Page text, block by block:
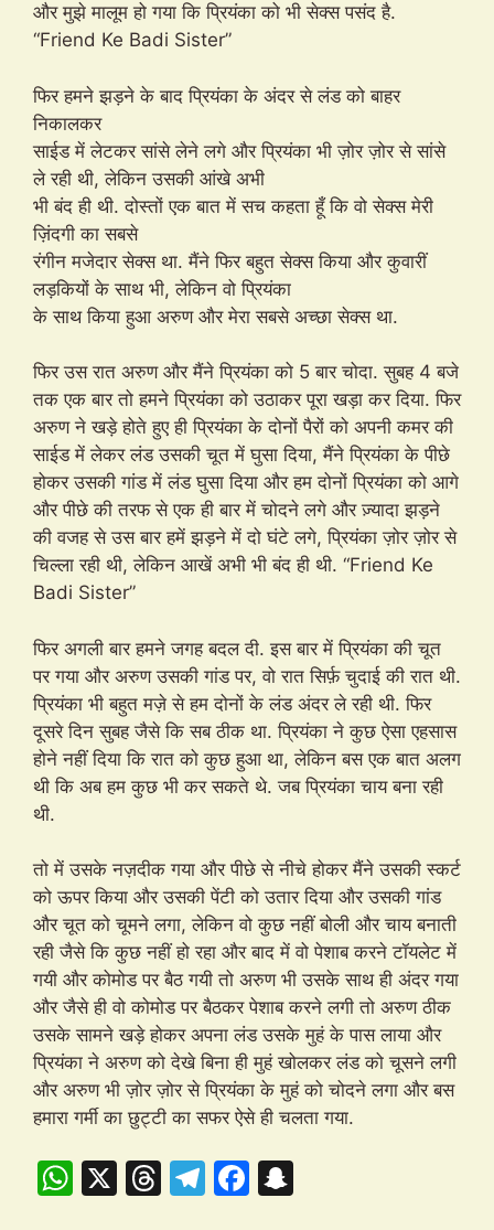
और मुझे मालूम हो गया कि प्रियंका को भी सेक्स पसंद है.
“Friend Ke Badi Sister”
फिर हमने झड़ने के बाद प्रियंका के अंदर से लंड को बाहर
निकालकर
साईड में लेटकर सांसे लेने लगे और प्रियंका भी ज़ोर ज़ोर से सांसे
ले रही थी, लेकिन उसकी आंखे अभी
भी बंद ही थी. दोस्तों एक बात में सच कहता हूँ कि वो सेक्स मेरी
ज़िंदगी का सबसे
रंगीन मजेदार सेक्स था. मैंने फिर बहुत सेक्स किया और कुवारीं
लड़कियों के साथ भी, लेकिन वो प्रियंका
के साथ किया हुआ अरुण और मेरा सबसे अच्छा सेक्स था.
फिर उस रात अरुण और मैंने प्रियंका को 5 बार चोदा. सुबह 4 बजे
तक एक बार तो हमने प्रियंका को उठाकर पूरा खड़ा कर दिया. फिर
अरुण ने खड़े होते हुए ही प्रियंका के दोनों पैरों को अपनी कमर की
साईड में लेकर लंड उसकी चूत में घुसा दिया, मैंने प्रियंका के पीछे
होकर उसकी गांड में लंड घुसा दिया और हम दोनों प्रियंका को आगे
और पीछे की तरफ से एक ही बार में चोदने लगे और ज़्यादा झड़ने
की वजह से उस बार हमें झड़ने में दो घंटे लगे, प्रियंका ज़ोर ज़ोर से
चिल्ला रही थी, लेकिन आखें अभी भी बंद ही थी. “Friend Ke
Badi Sister”
फिर अगली बार हमने जगह बदल दी. इस बार में प्रियंका की चूत
पर गया और अरुण उसकी गांड पर, वो रात सिर्फ़ चुदाई की रात थी.
प्रियंका भी बहुत मज़े से हम दोनों के लंड अंदर ले रही थी. फिर
दूसरे दिन सुबह जैसे कि सब ठीक था. प्रियंका ने कुछ ऐसा एहसास
होने नहीं दिया कि रात को कुछ हुआ था, लेकिन बस एक बात अलग
थी कि अब हम कुछ भी कर सकते थे. जब प्रियंका चाय बना रही
थी.
तो में उसके नज़दीक गया और पीछे से नीचे होकर मैंने उसकी स्कर्ट
को ऊपर किया और उसकी पेंटी को उतार दिया और उसकी गांड
और चूत को चूमने लगा, लेकिन वो कुछ नहीं बोली और चाय बनाती
रही जैसे कि कुछ नहीं हो रहा और बाद में वो पेशाब करने टॉयलेट में
गयी और कोमोड पर बैठ गयी तो अरुण भी उसके साथ ही अंदर गया
और जैसे ही वो कोमोड पर बैठकर पेशाब करने लगी तो अरुण ठीक
उसके सामने खड़े होकर अपना लंड उसके मुहं के पास लाया और
प्रियंका ने अरुण को देखे बिना ही मुहं खोलकर लंड को चूसने लगी
और अरुण भी ज़ोर ज़ोर से प्रियंका के मुहं को चोदने लगा और बस
हमारा गर्मी का छुट्टी का सफर ऐसे ही चलता गया.
W X
T
T
F